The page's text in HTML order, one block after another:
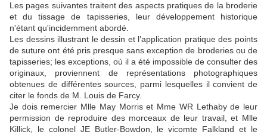
Les pages suivantes traitent des aspects pratiques de la broderie
et du tissage de tapisseries, leur développement historique
n'étant qu'incidemment abordé.
Les dessins illustrant le dessin et l’application pratique des points
de suture ont été pris presque sans exception de broderies ou de
tapisseries; les exceptions, où il a été impossible de consulter des
originaux, proviennent de représentations photographiques
obtenues de différentes sources, parmi lesquelles il convient de
citer le fonds de M. Louis de Farcy.
Je dois remercier Mlle May Morris et Mme WR Lethaby de leur
permission de reproduire des morceaux de leur travail, et Mlle
Killick, le colonel JE Butler-Bowdon, le vicomte Falkland et le